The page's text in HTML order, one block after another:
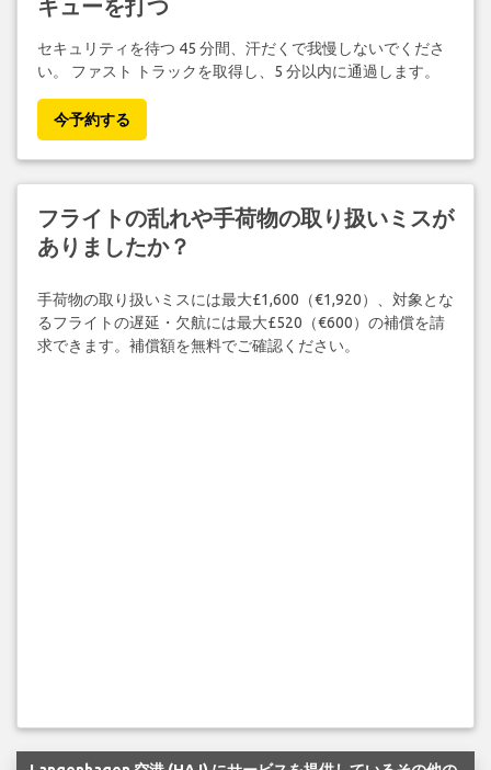
キューを打つ
セキュリティを待つ 45 分間、汗だくで我慢しないでくださ
い。 ファスト トラックを取得し、5 分以内に通過します。
今予約する
フライトの乱れや手荷物の取り扱いミスが
ありましたか？
手荷物の取り扱いミスには最大£1,600（€1,920）、対象とな
るフライトの遅延・欠航には最大£520（€600）の補償を請
求できます。補償額を無料でご確認ください。